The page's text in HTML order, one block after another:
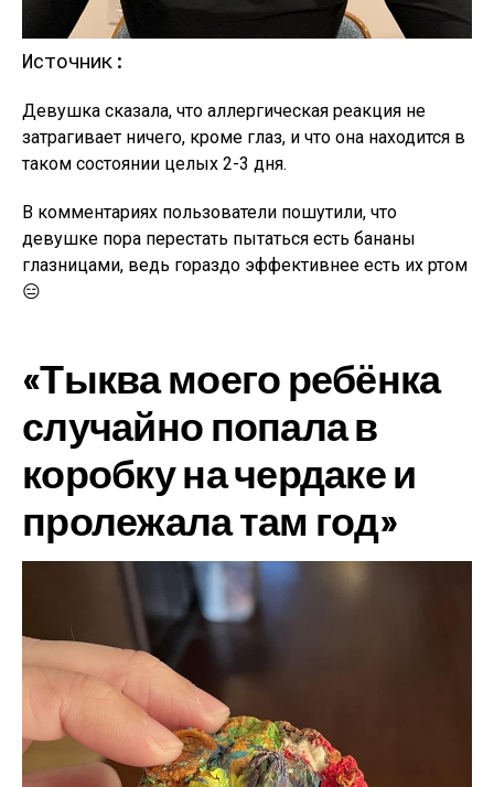
Источник:
Девушка сказала, что аллергическая реакция не
затрагивает ничего, кроме глаз, и что она находится в
таком состоянии целых 2-3 дня.
В комментариях пользователи пошутили, что
девушке пора перестать пытаться есть бананы
глазницами, ведь гораздо эффективнее есть их ртом
😑
«Тыква моего ребёнка
случайно попала в
коробку на чердаке и
пролежала там год»